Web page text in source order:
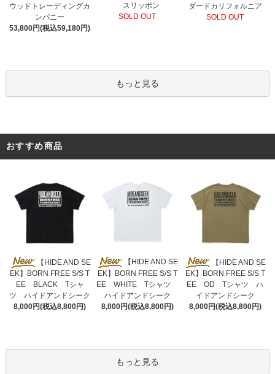
ウッドトレーディングカ
ンパニー
53,800円(税込59,180円)
スリッポン
SOLD OUT
ダードカリフォルニア
SOLD OUT
もっと見る
おすすめ商品
【HIDE AND SE
EK】BORN FREE S/S T
EE BLACK Tシャ
ツ ハイドアンドシーク
8,000円(税込8,800円)
【HIDE AND SE
EK】BORN FREE S/S T
EE WHITE Tシャツ
ハイドアンドシーク
8,000円(税込8,800円)
【HIDE AND SE
EK】BORN FREE S/S T
EE OD Tシャツ ハ
イドアンドシーク
8,000円(税込8,800円)
もっと見る